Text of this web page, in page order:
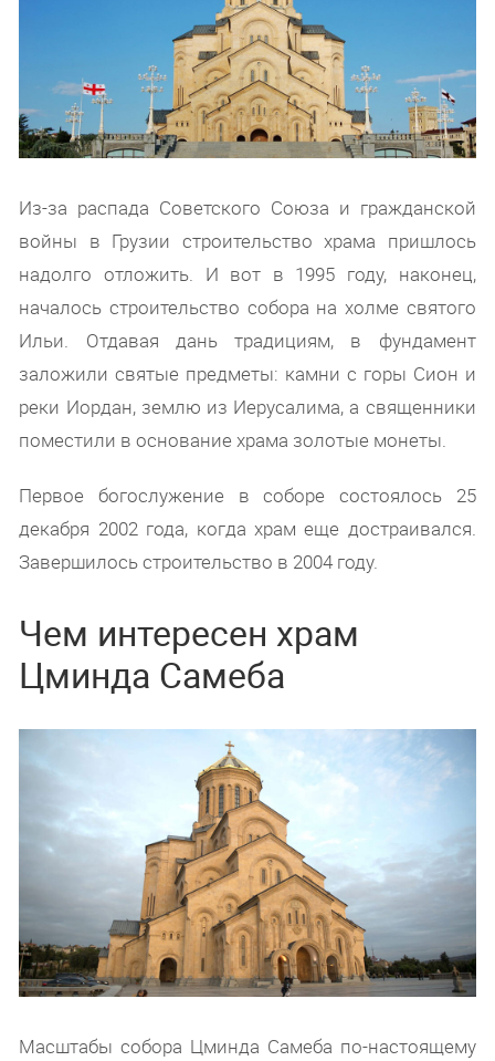
Из-за распада Советского Союза и гражданской
войны в Грузии строительство храма пришлось
надолго отложить. И вот в 1995 году, наконец,
началось строительство собора на холме святого
Ильи. Отдавая дань традициям, в фундамент
заложили святые предметы: камни с горы Сион и
реки Иордан, землю из Иерусалима, а священники
поместили в основание храма золотые монеты.
Первое богослужение в соборе состоялось 25
декабря 2002 года, когда храм еще достраивался.
Завершилось строительство в 2004 году.
Чем интересен храм
Цминда Самеба
Масштабы собора Цминда Самеба по-настоящему